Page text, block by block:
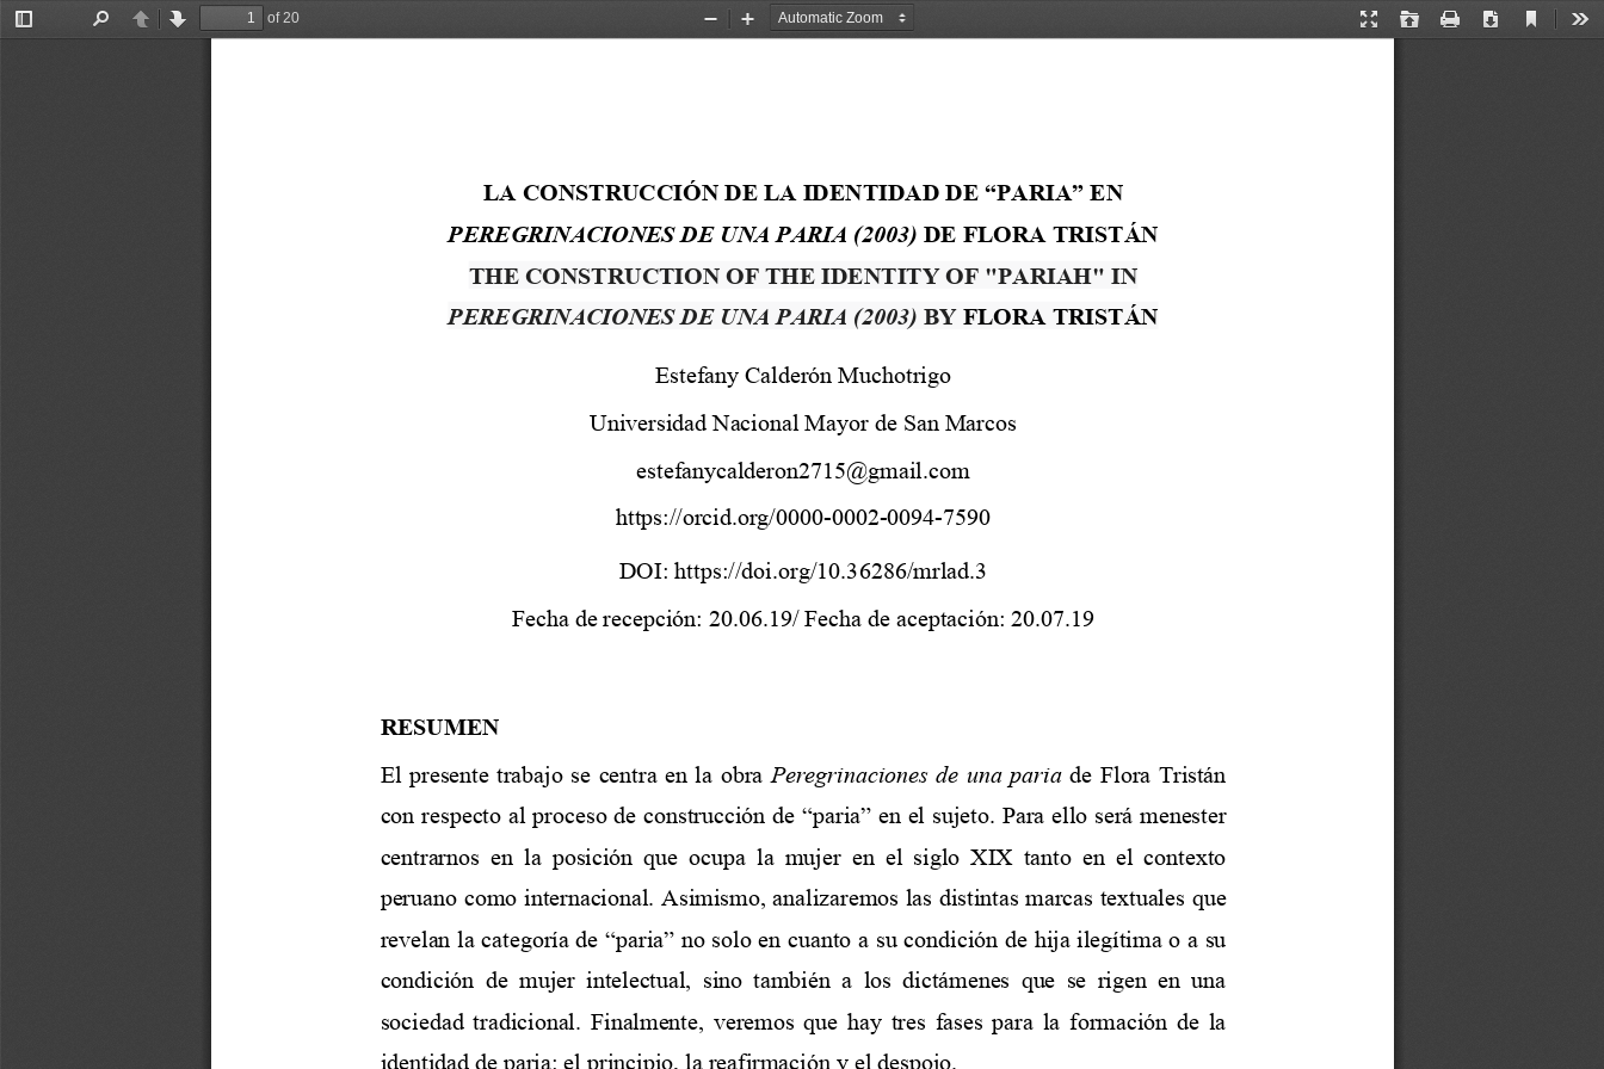
Toggle
PreviousNext
of 20
Presentation
Open Print Download
Current
Zoom
Zoom
LA CONSTRUCCIÓN DE LA IDENTIDAD DE “PARIA” EN
PEREGRINACIONES DE UNA PARIA (2003) DE FLORA TRISTÁN
THE CONSTRUCTION OF THE IDENTITY OF "PARIAH" IN
PEREGRINACIONES DE UNA PARIA (2003) BY FLORA TRISTÁN
Estefany Calderón Muchotrigo
Universidad Nacional Mayor de San Marcos
estefanycalderon2715@gmail.com
https://orcid.org/0000-0002-0094-7590
DOI: https://doi.org/10.36286/mrlad.3
Fecha de recepción: 20.06.19/ Fecha de aceptación: 20.07.19
RESUMEN
El  presente  trabajo  se  centra  en  la  obra Peregrinaciones  de  una  paria de  Flora  Tristán
con respecto al proceso de construcción de “paria” en el sujeto. Para ello será menester
centrarnos  en  la  posición  que  ocupa  la  mujer  en  el  siglo  XIX  tanto
  en  el  contexto
peruano como internacional. Asimismo, analizaremos las distintas marcas textuales que
revelan la categoría de “paria” no solo en cuanto a su condición de hija ilegítima o a su
condición  de  mujer  intelectual,  sino  también  a  los  dictámenes  que  se  rigen  en  una
sociedad  tradicional.  Finalmente,  veremos  que  hay  tres  fases  para  la  formación  de  la
identidad de paria: el principio, la reafirmación y el despojo.